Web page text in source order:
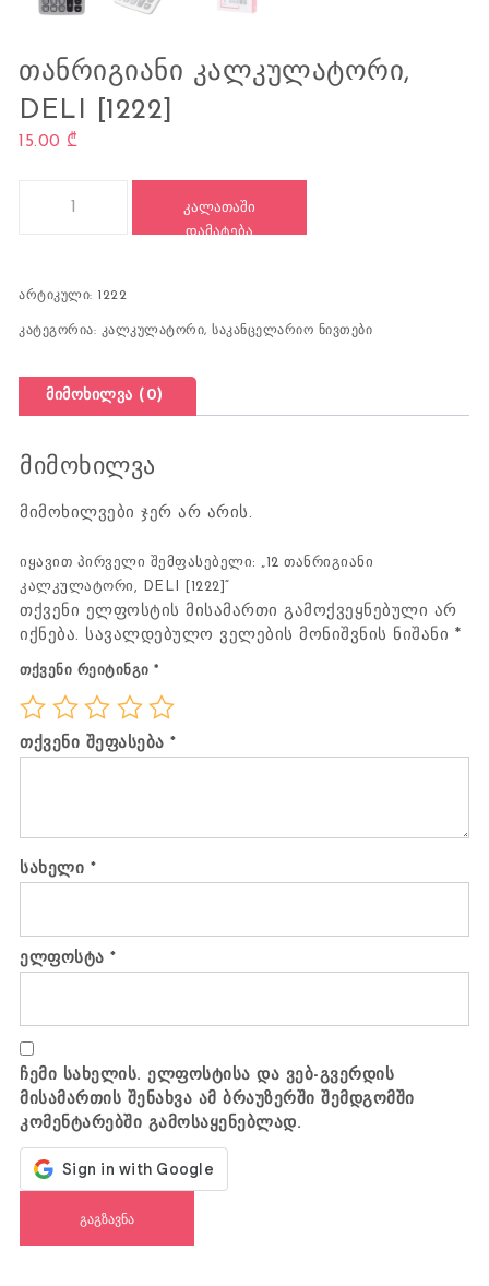
ᲗᲐᲜᲠᲘᲒᲘᲐᲜᲘ ᲙᲐᲚᲙᲣᲚᲐᲢᲝᲠᲘ,
DELI [1222]
15.00 ₾
ᲙᲐᲚᲐᲗᲐᲨᲘ
ᲓᲐᲛᲐᲢᲔᲑᲐ
არტიკული: 1222
კატეგორია: კალკულატორი,საკანცელარიო ნივთები
მიმოხილვა (0)
მიმოხილვა
მიმოხილვები ჯერ არ არის.
იყავით პირველი შემფასებელი: „12 თანრიგიანი
კალკულატორი, DELI [1222]“
თქვენი ელფოსტის მისამართი გამოქვეყნებული არ
იქნება. სავალდებულო ველების მონიშვნის ნიშანი *
თქვენი რეიტინგი*
თქვენი შეფასება*
სახელი *
ელფოსტა*
ჩემი სახელის. ელფოსტისა და ვებ-გვერდის
მისამართის შენახვა ამ ბრაუზერში შემდგომში
კომენტარებში გამოსაყენებლად.